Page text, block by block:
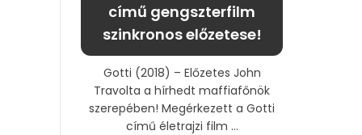
című gengszterfilm
szinkronos előzetese!
Gotti (2018) – Előzetes John
Travolta a hírhedt maffiafőnök
szerepében! Megérkezett a Gotti
című életrajzi film ...